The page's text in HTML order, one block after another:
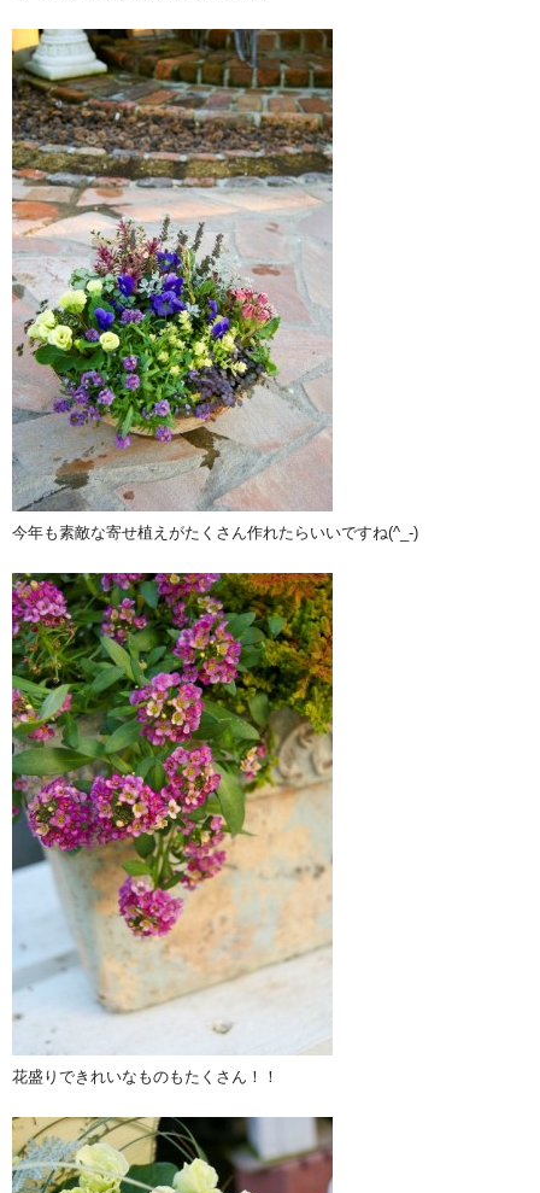
今年も素敵な寄せ植えがたくさん作れたらいいですね(^_-)
花盛りできれいなものもたくさん！！